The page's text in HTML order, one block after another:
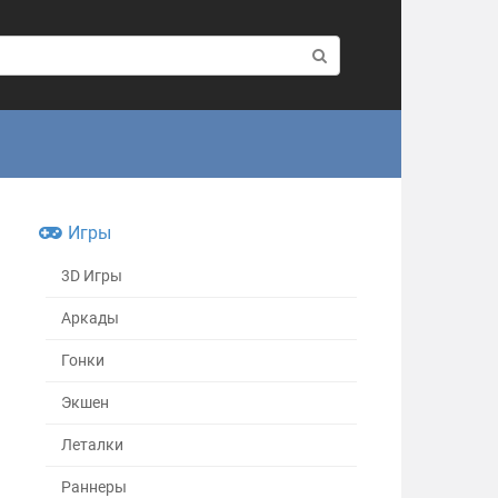
Игры
3D Игры
Аркады
Гонки
Экшен
Леталки
Раннеры